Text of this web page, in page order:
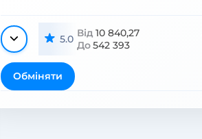
5.0 Від 10 840,27
До542 393
Обміняти